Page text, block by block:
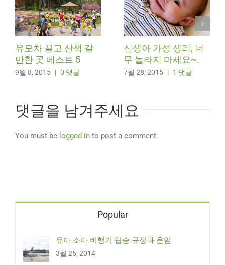
유모차 끌고 산책 갈
만한 곳 베스트 5
9월 8, 2015 | 0 댓글
신생아 가성 생리, 너
무 놀라지 마세요~.
7월 28, 2015 | 1 댓글
댓글을 남겨주세요
You must be logged in to post a comment.
Popular
유아 소아 비행기 탑승 규정과 운임
3월 26, 2014